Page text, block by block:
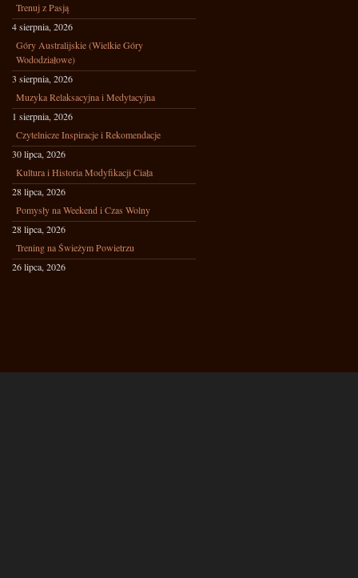
Trenuj z Pasją
4 sierpnia, 2026
Góry Australijskie (Wielkie Góry
Wododziałowe)
3 sierpnia, 2026
Muzyka Relaksacyjna i Medytacyjna
1 sierpnia, 2026
Czytelnicze Inspiracje i Rekomendacje
30 lipca, 2026
Kultura i Historia Modyfikacji Ciała
28 lipca, 2026
Pomysły na Weekend i Czas Wolny
28 lipca, 2026
Trening na Świeżym Powietrzu
26 lipca, 2026